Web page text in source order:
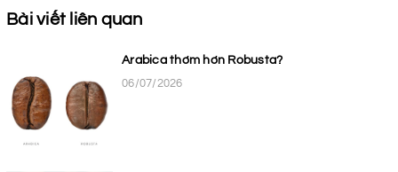
Bài viết liên quan
Arabica thơm hơn Robusta?
06/07/2026